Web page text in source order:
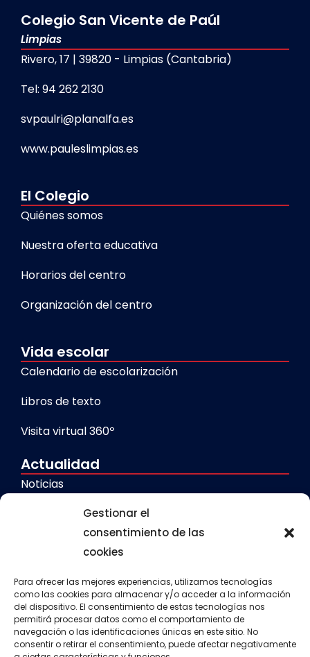
Gestionar el
consentimiento de las
cookies
Para ofrecer las mejores experiencias, utilizamos tecnologías
como las cookies para almacenar y/o acceder a la información
del dispositivo. El consentimiento de estas tecnologías nos
permitirá procesar datos como el comportamiento de
navegación o las identificaciones únicas en este sitio. No
consentir o retirar el consentimiento, puede afectar negativamente
Colegio San Vicente de Paúl
Limpias
Rivero, 17 | 39820 - Limpias (Cantabria)
Tel: 94 262 2130
svpaulri@planalfa.es
www.pauleslimpias.es
El Colegio
Quiénes somos
Nuestra oferta educativa
Horarios del centro
Organización del centro
Vida escolar
Calendario de escolarización
Libros de texto
Visita virtual 360º
Actualidad
Noticias
Comedor escolar
Calendario escolar
Transporte escolar